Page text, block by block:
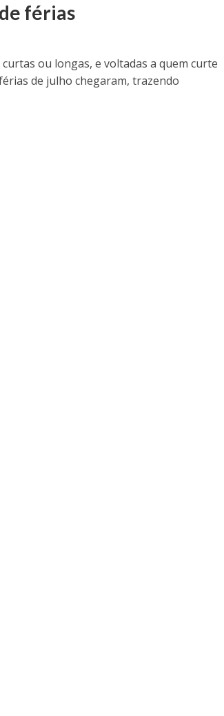
férias
ou longas, e voltadas a quem curte
de julho chegaram, trazendo